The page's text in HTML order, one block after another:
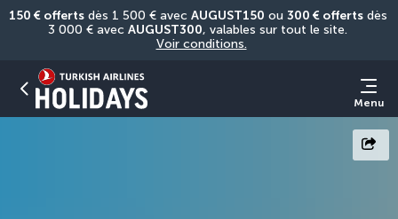
150 € offerts dès 1 500 € avec AUGUST150 ou 300 € offerts dès
3 000 € avec AUGUST300
Voir conditions.
Menu